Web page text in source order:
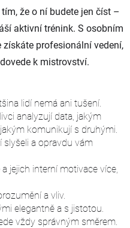
že o ní budete jen číst –
aktivní trénink. S osobním
získáte profesionální vedení,
k mistrovství.
lidí nemá ani tušení.
analyzují data, jakým
komunikují s druhými.
slyšeli a opravdu vám
a jejich interní motivace více,
a vliv.
elegantně a s jistotou.
vždy správným směrem.